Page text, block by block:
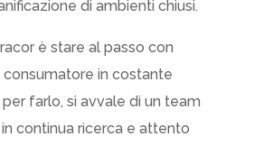
di ambienti chiusi.
è stare al passo con
consumatore in costante
farlo, si avvale di un team
continua ricerca e attento